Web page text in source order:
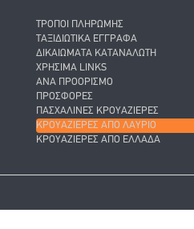
ΤΡΌΠΟΙ ΠΛΗΡΩΜΉΣ
ΤΑΞΙΔΙΩΤΙΚΆ ΈΓΓΡΑΦΑ
ΔΙΚΑΙΏΜΑΤΑ ΚΑΤΑΝΑΛΩΤΉ
ΧΡΉΣΙΜΑ LINKS
ΑΝΑ ΠΡΟΟΡΙΣΜΌ
ΠΡΟΣΦΟΡΈΣ
ΠΑΣΧΑΛΙΝΈΣ ΚΡΟΥΑΖΙΈΡΕΣ
ΚΡΟΥΑΖΙΈΡΕΣ ΑΠΌ ΛΑΎΡΙΟ
ΚΡΟΥΑΖΙΈΡΕΣ ΑΠΌ ΕΛΛΆΔΑ